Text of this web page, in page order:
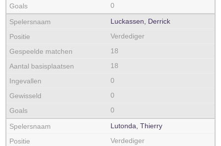
0
Luckassen, Derrick
Verdediger
18
18
0
0
0
Lutonda, Thierry
Verdediger